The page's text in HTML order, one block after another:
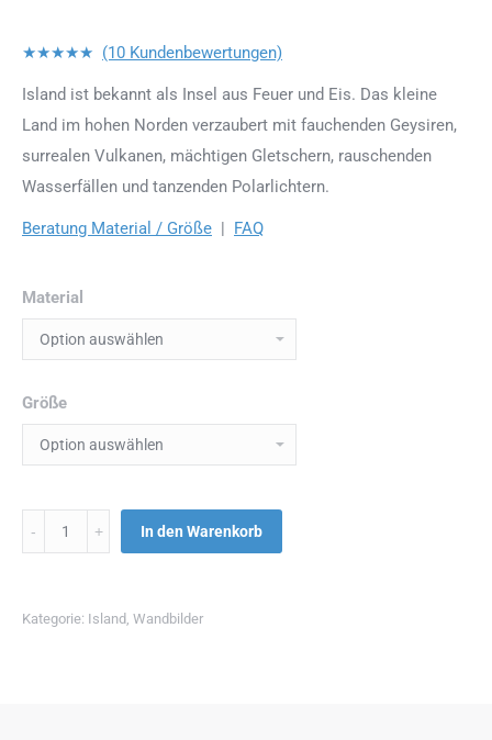
★★★★★ (10 Kundenbewertungen)
Island ist bekannt als Insel aus Feuer und Eis. Das kleine
Land im hohen Norden verzaubert mit fauchenden Geysiren,
surrealen Vulkanen, mächtigen Gletschern, rauschenden
Wasserfällen und tanzenden Polarlichtern.
Beratung Material / Größe | FAQ
Material
Größe
Menge In den Warenkorb
Kategorie: Island Wandbilder